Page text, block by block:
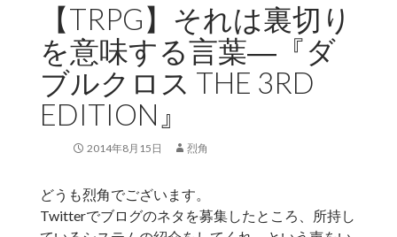
【TRPG】それは裏切り
を意味する言葉―『ダ
ブルクロス THE 3RD
EDITION』
2014年8月15日 烈角
どうも烈角でございます。
Twitterでブログのネタを募集したところ、所持し